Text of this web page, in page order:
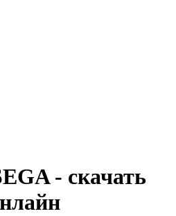
- скачать